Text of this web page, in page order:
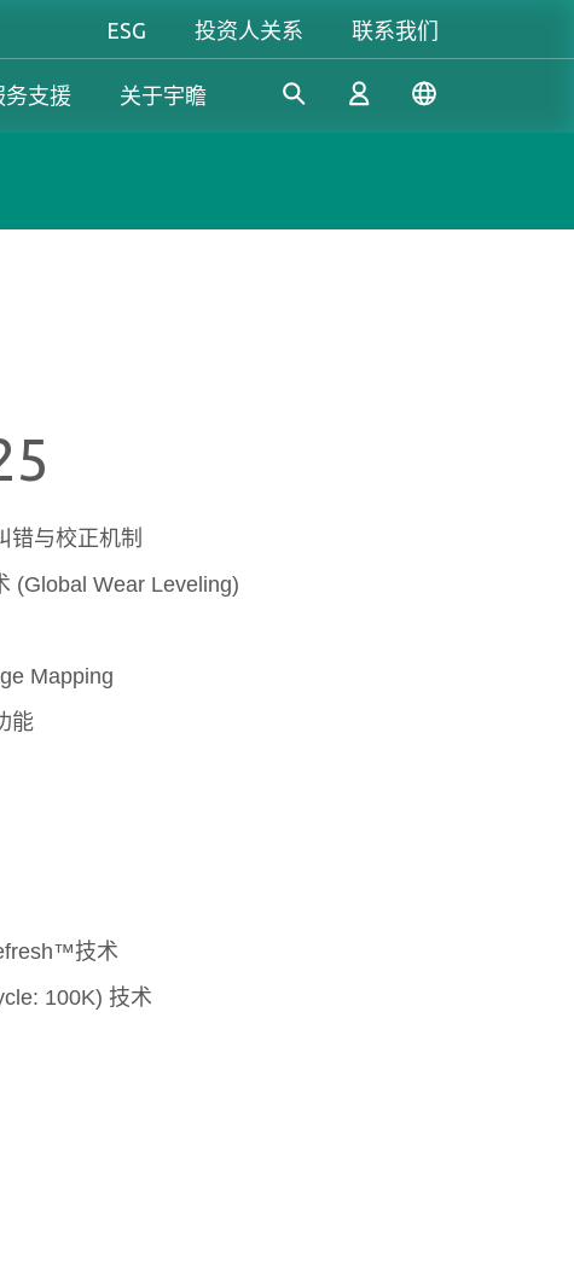
ESG 投资人关系 联系我们
务支援 关于宇瞻
错与校正机制
(Global Wear Leveling)
Mapping
能
技术
100K) 技术